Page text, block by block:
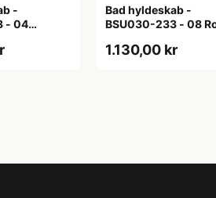
-
- 04
Bad hyldeskab -
BSU030-233 - 08
1.130,00 kr